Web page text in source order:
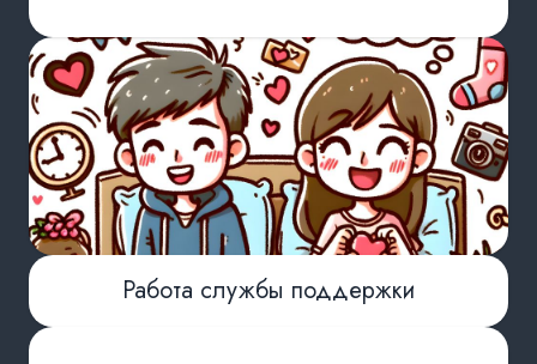
Работа службы поддержки